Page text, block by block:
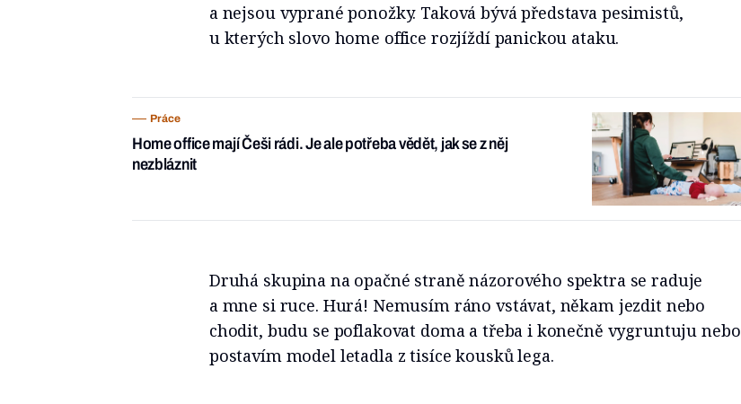
a nejsou vyprané ponožky. Taková bývá představa pesimistů,
u kterých slovo home office rozjíždí panickou ataku.
Práce
Home office mají Češi rádi. Je ale potřeba vědět, jak se z něj
nezbláznit
Druhá skupina na opačné straně názorového spektra se raduje
a mne si ruce. Hurá! Nemusím ráno vstávat, někam jezdit nebo
chodit, budu se poflakovat doma a třeba i konečně vygruntuju nebo
postavím model letadla z tisíce kousků lega.